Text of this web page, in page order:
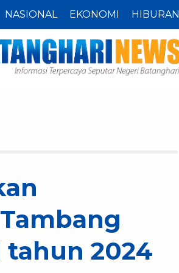
NASIONAL EKONOMI HIBURAN
tahun 2024